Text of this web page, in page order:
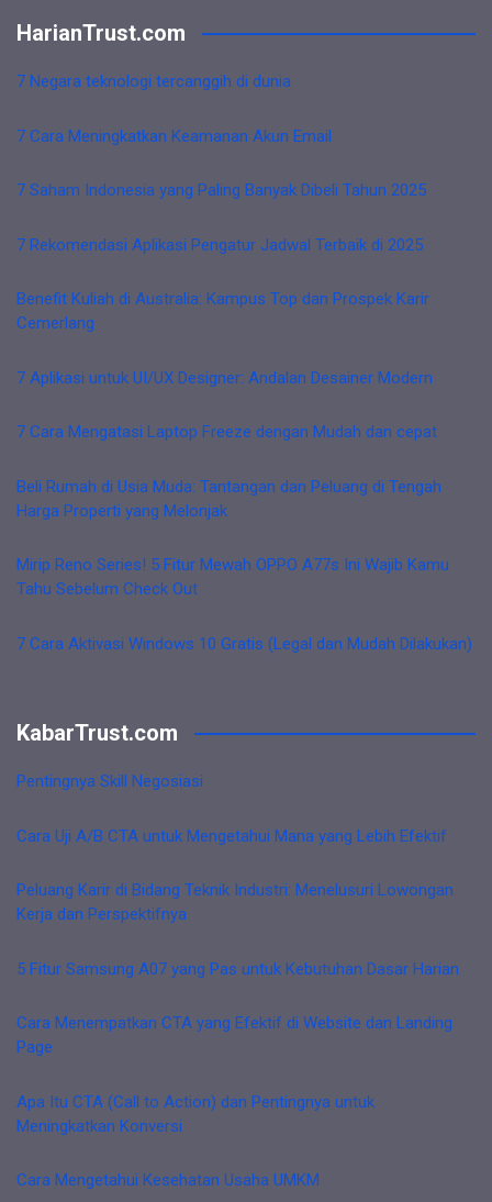
HarianTrust.com
7 Negara teknologi tercanggih di dunia
7 Cara Meningkatkan Keamanan Akun Email
7 Saham Indonesia yang Paling Banyak Dibeli Tahun 2025
7 Rekomendasi Aplikasi Pengatur Jadwal Terbaik di 2025
Benefit Kuliah di Australia: Kampus Top dan Prospek Karir
Cemerlang
7 Aplikasi untuk UI/UX Designer: Andalan Desainer Modern
7 Cara Mengatasi Laptop Freeze dengan Mudah dan cepat
Beli Rumah di Usia Muda: Tantangan dan Peluang di Tengah
Harga Properti yang Melonjak
Mirip Reno Series! 5 Fitur Mewah OPPO A77s Ini Wajib Kamu
Tahu Sebelum Check Out
7 Cara Aktivasi Windows 10 Gratis (Legal dan Mudah Dilakukan)
KabarTrust.com
Pentingnya Skill Negosiasi
Cara Uji A/B CTA untuk Mengetahui Mana yang Lebih Efektif
Peluang Karir di Bidang Teknik Industri: Menelusuri Lowongan
Kerja dan Perspektifnya
5 Fitur Samsung A07 yang Pas untuk Kebutuhan Dasar Harian
Cara Menempatkan CTA yang Efektif di Website dan Landing
Page
Apa Itu CTA (Call to Action) dan Pentingnya untuk
Meningkatkan Konversi
Cara Mengetahui Kesehatan Usaha UMKM